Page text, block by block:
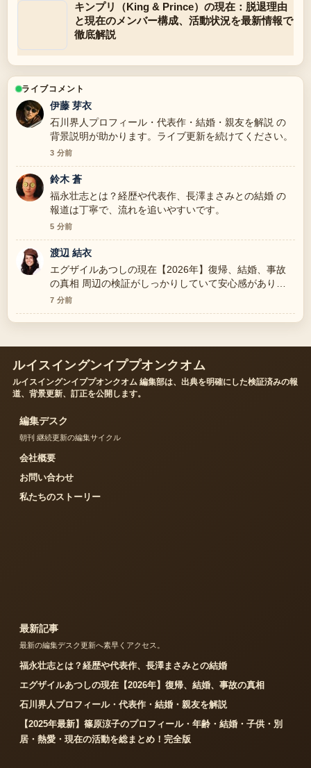
キンプリ（King & Prince）の現在：脱退理由
と現在のメンバー構成、活動状況を最新情報で
徹底解説
ライブコメント
伊藤 芽衣
石川界人プロフィール・代表作・結婚・親友を解説 の
背景説明が助かります。ライブ更新を続けてください。
3 分前
鈴木 蒼
福永壮志とは？経歴や代表作、長澤まさみとの結婚 の
報道は丁寧で、流れを追いやすいです。
5 分前
渡辺 結衣
エグザイルあつしの現在【2026年】復帰、結婚、事故
の真相 周辺の検証がしっかりしていて安心感がありま
す。
7 分前
ルイスイングンイププオンクオム
ルイスイングンイププオンクオム 編集部は、出典を明確にした検証済みの報
道、背景更新、訂正を公開します。
編集デスク
朝刊 継続更新の編集サイクル
会社概要
お問い合わせ
私たちのストーリー
最新記事
最新の編集デスク更新へ素早くアクセス。
福永壮志とは？経歴や代表作、長澤まさみとの結婚
エグザイルあつしの現在【2026年】復帰、結婚、事故の真相
石川界人プロフィール・代表作・結婚・親友を解説
【2025年最新】篠原涼子のプロフィール・年齢・結婚・子供・別
居・熱愛・現在の活動を総まとめ！完全版